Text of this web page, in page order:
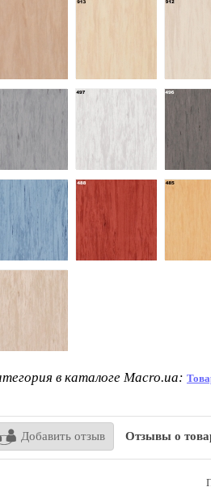
в каталоге Macro.ua:
Добавить отзыв Отзывы о